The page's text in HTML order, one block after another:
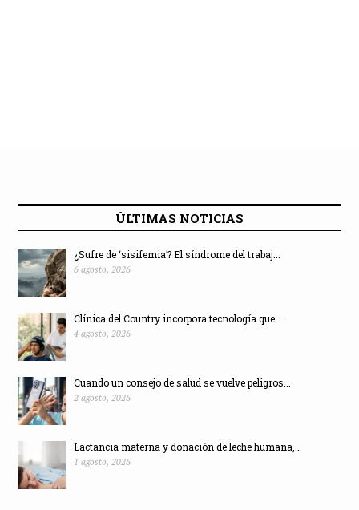
ÚLTIMAS NOTICIAS
¿Sufre de ‘sisifemia’? El síndrome del trabaj...
6 agosto, 2026
Clínica del Country incorpora tecnología que ...
4 agosto, 2026
Cuando un consejo de salud se vuelve peligros...
2 agosto, 2026
Lactancia materna y donación de leche humana,...
1 agosto, 2026